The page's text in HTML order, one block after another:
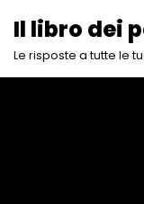
Vai
Il libro dei
Le risposte a tutte le